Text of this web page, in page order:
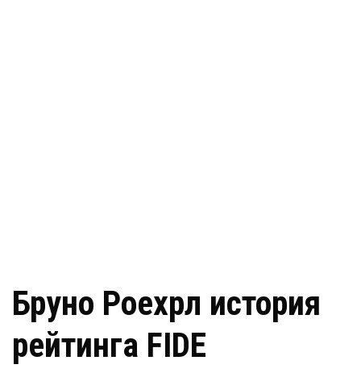
Бруно Роехрл история
рейтинга FIDE